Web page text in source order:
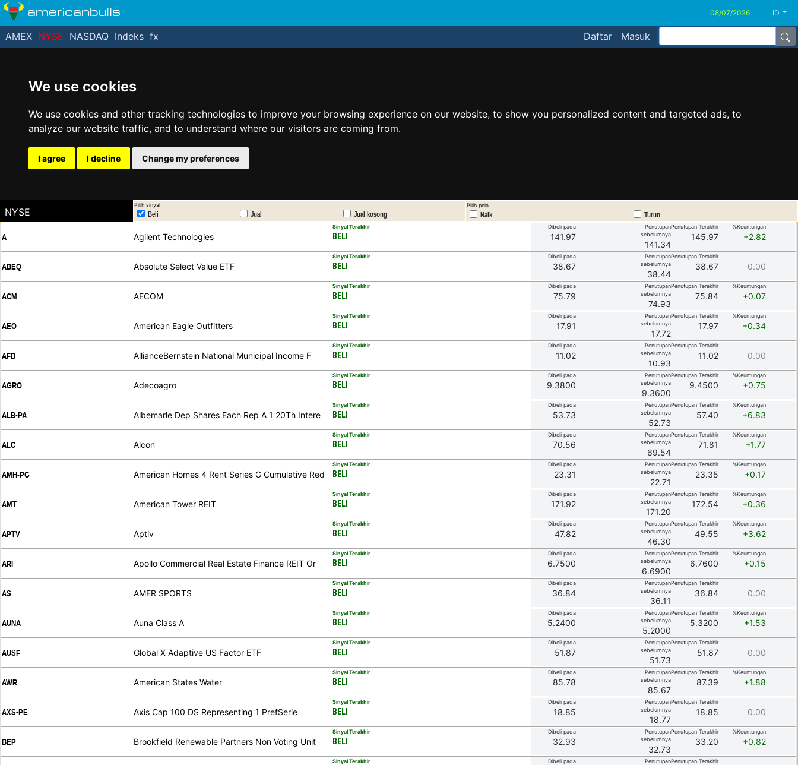
We use cookies
We use cookies and other tracking technologies to improve your browsing experience on our website, to show you personalized content and targeted ads, to
analyze our website traffic, and to understand where our visitors are coming from.
I agree I decline Change my preferences
americanbulls ID
Daftar Masuk
AMEX NYSE NASDAQ Indeks fx
NYSE
Pilih sinyal
Beli Jual Jual kosong
Pilih pola
Naik Turun
A Agilent Technologies
Sinyal Terakhir
BELI
Dibeli pada
141.97
Penutupan
sebelumnya
141.34
Penutupan Terakhir
145.97
%Keuntungan
+2.82
ABEQ Absolute Select Value ETF
Sinyal Terakhir
BELI
Dibeli pada
38.67
Penutupan
sebelumnya
38.44
Penutupan Terakhir
38.67 0.00
ACM AECOM
Sinyal Terakhir
BELI
Dibeli pada
75.79
Penutupan
sebelumnya
74.93
Penutupan Terakhir
75.84
%Keuntungan
+0.07
AEO American Eagle Outfitters
Sinyal Terakhir
BELI
Dibeli pada
17.91
Penutupan
sebelumnya
17.72
Penutupan Terakhir
17.97
%Keuntungan
+0.34
AFB AllianceBernstein National Municipal Income F
Sinyal Terakhir
BELI
Dibeli pada
11.02
Penutupan
sebelumnya
10.93
Penutupan Terakhir
11.02 0.00
AGRO Adecoagro
Sinyal Terakhir
BELI
Dibeli pada
9.3800
Penutupan
sebelumnya
9.3600
Penutupan Terakhir
9.4500
%Keuntungan
+0.75
ALB-PA Albemarle Dep Shares Each Rep A 1 20Th Intere
Sinyal Terakhir
BELI
Dibeli pada
53.73
Penutupan
sebelumnya
52.73
Penutupan Terakhir
57.40
%Keuntungan
+6.83
ALC Alcon
Sinyal Terakhir
BELI
Dibeli pada
70.56
Penutupan
sebelumnya
69.54
Penutupan Terakhir
71.81
%Keuntungan
+1.77
AMH-PG American Homes 4 Rent Series G Cumulative Red
Sinyal Terakhir
BELI
Dibeli pada
23.31
Penutupan
sebelumnya
22.71
Penutupan Terakhir
23.35
%Keuntungan
+0.17
AMT American Tower REIT
Sinyal Terakhir
BELI
Dibeli pada
171.92
Penutupan
sebelumnya
171.20
Penutupan Terakhir
172.54
%Keuntungan
+0.36
APTV Aptiv
Sinyal Terakhir
BELI
Dibeli pada
47.82
Penutupan
sebelumnya
46.30
Penutupan Terakhir
49.55
%Keuntungan
+3.62
ARI Apollo Commercial Real Estate Finance REIT Or
Sinyal Terakhir
BELI
Dibeli pada
6.7500
Penutupan
sebelumnya
6.6900
Penutupan Terakhir
6.7600
%Keuntungan
+0.15
AS AMER SPORTS
Sinyal Terakhir
BELI
Dibeli pada
36.84
Penutupan
sebelumnya
36.11
Penutupan Terakhir
36.84 0.00
AUNA Auna Class A
Sinyal Terakhir
BELI
Dibeli pada
5.2400
Penutupan
sebelumnya
5.2000
Penutupan Terakhir
5.3200
%Keuntungan
+1.53
AUSF Global X Adaptive US Factor ETF
Sinyal Terakhir
BELI
Dibeli pada
51.87
Penutupan
sebelumnya
51.73
Penutupan Terakhir
51.87 0.00
AWR American States Water
Sinyal Terakhir
BELI
Dibeli pada
85.78
Penutupan
sebelumnya
85.67
Penutupan Terakhir
87.39
%Keuntungan
+1.88
AXS-PE Axis Cap 100 DS Representing 1 PrefSerie
Sinyal Terakhir
BELI
Dibeli pada
18.85
Penutupan
sebelumnya
18.77
Penutupan Terakhir
18.85 0.00
BEP Brookfield Renewable Partners Non Voting Unit
Sinyal Terakhir
BELI
Dibeli pada
32.93
Penutupan
sebelumnya
32.73
Penutupan Terakhir
33.20
%Keuntungan
+0.82
Sinyal Terakhir Dibeli pada
PenutupanPenutupan Terakhir